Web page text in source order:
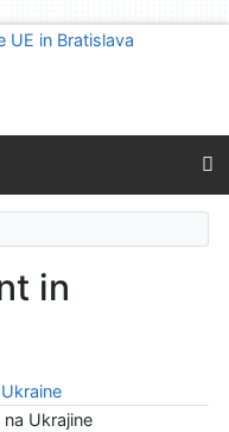
in
Ukrajine